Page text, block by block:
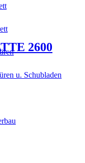
u. Schubladen
2600